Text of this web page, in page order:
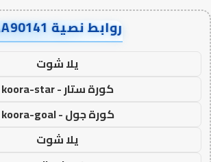
روابط نصية AA90141
يلا شوت
كورة ستار - koora-star
كورة جول - koora-goal
يلا شوت